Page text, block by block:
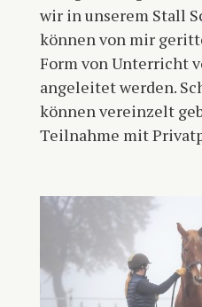
wir in unserem Stall
können von mir
Form von Unterricht
angeleitet werden.
können vereinzelt
Teilnahme mit